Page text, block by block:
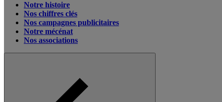
Notre histoire
Nos chiffres clés
Nos campagnes publicitaires
Notre mécénat
Nos associations